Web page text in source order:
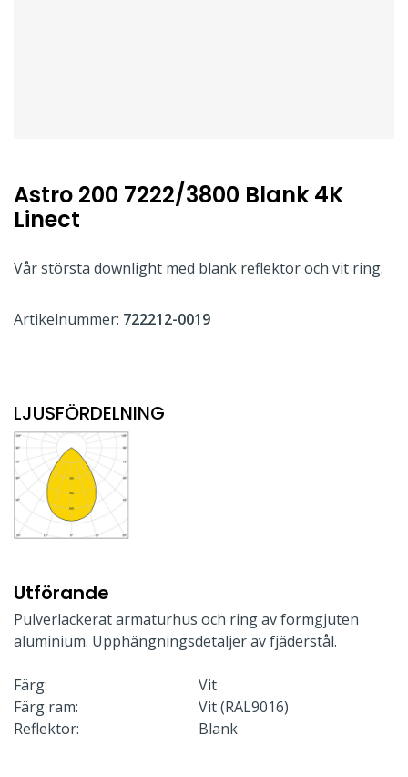
Astro 200 7222/3800 Blank 4K
Linect
Vår största downlight med blank reflektor och vit ring.
Artikelnummer: 722212-0019
LJUSFÖRDELNING
Utförande
Pulverlackerat armaturhus och ring av formgjuten
aluminium. Upphängningsdetaljer av fjäderstål.
Färg:
Vit
Färg ram:
Vit (RAL9016)
Reflektor:
Blank